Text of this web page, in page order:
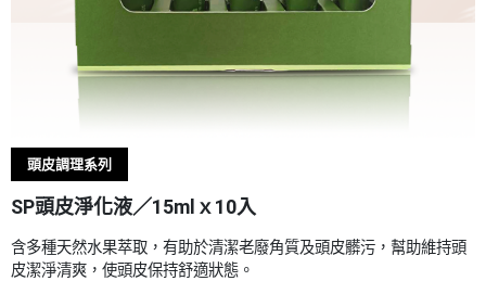
頭皮調理系列
SP頭皮淨化液／15mlｘ10入
含多種天然水果萃取，有助於清潔老廢角質及頭皮髒污，幫助維持頭
皮潔淨清爽，使頭皮保持舒適狀態。